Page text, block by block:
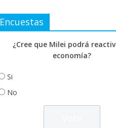
Encuestas
¿Cree que Milei podrá
economía?
Si
No